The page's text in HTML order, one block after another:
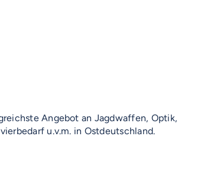
Angebot an Jagdwaffen, Optik,
u.v.m. in Ostdeutschland.